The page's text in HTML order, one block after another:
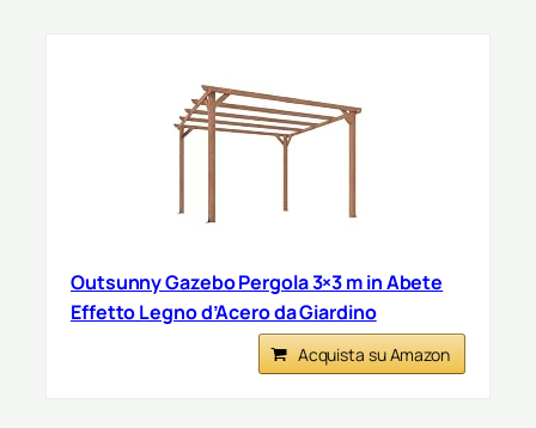
Outsunny Gazebo Pergola 3×3 m in Abete
Effetto Legno d’Acero da Giardino
Acquista su Amazon